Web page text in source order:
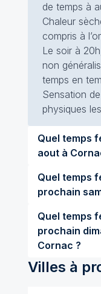
de temps à
Chaleur
compris à
Le soir à
non
temps en
Sensation
physiques
Quel temps
aout à
Quel temps
Quel temps
prochain dimanche 16 aout à
Cornac ?
Villes à